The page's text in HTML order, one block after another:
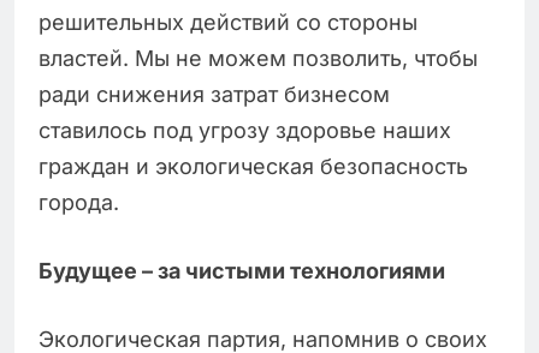
решительных действий со стороны
властей. Мы не можем позволить, чтобы
ради снижения затрат бизнесом
ставилось под угрозу здоровье наших
граждан и экологическая безопасность
города.
Будущее – за чистыми технологиями
Экологическая партия, напомнив о своих